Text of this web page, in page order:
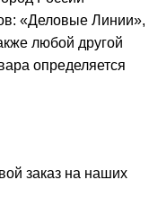
«Деловые Линии»,
любой другой
определяется
заказ на наших